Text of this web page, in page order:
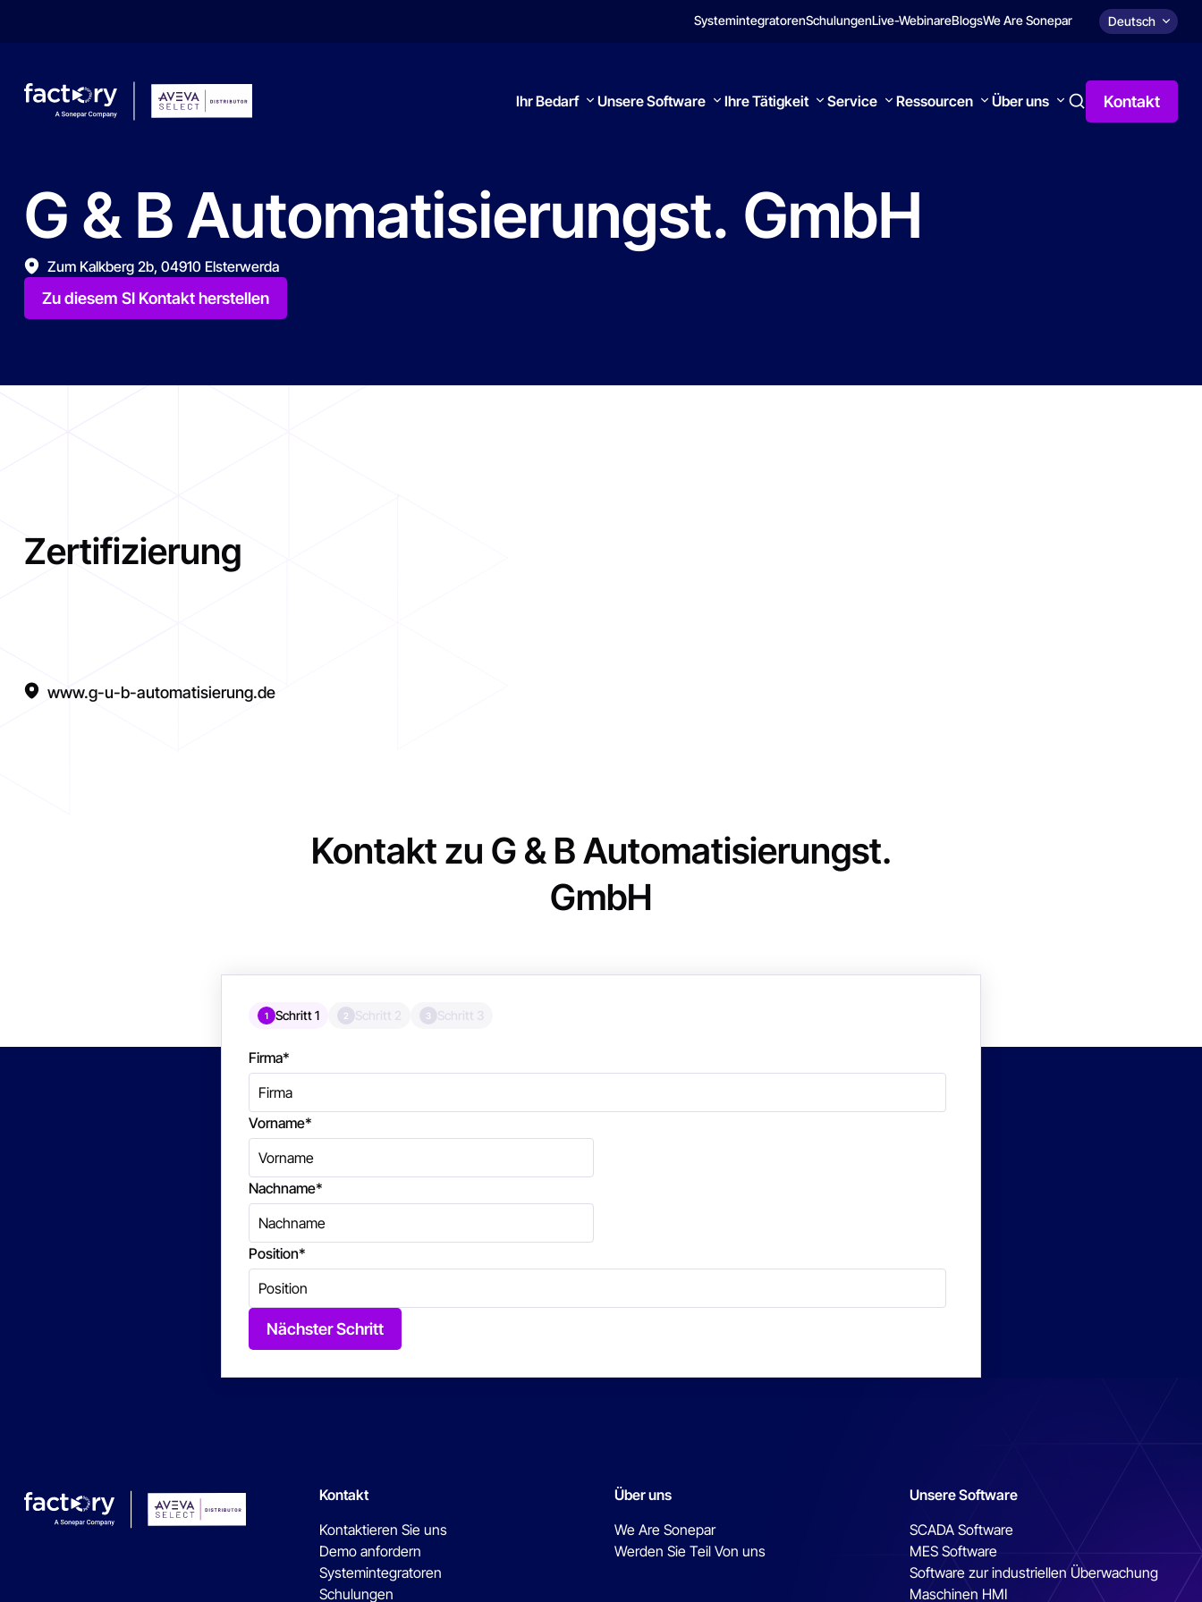
SystemintegratorenSchulungenLive-WebinareBlogsWe Are Sonepar Deutsch
Ihr Bedarf Unsere Software Ihre Tätigkeit Service Ressourcen Über uns Kontakt
Wonach suchst du ?
Suchen
G & BAutomatisierungst. GmbH
Zum Kalkberg 2b, 04910 Elsterwerda
Zu diesem SI Kontakt herstellen
Zertifizierung
www.g-u-b-automatisierung.de
Kontakt zu G & B Automatisierungst.
GmbH
1 Schritt 1 2 Schritt 2 3 Schritt 3
Firma*
Vorname*
Nachname*
Position*
Nächster Schritt
Kontakt
Kontaktieren Sie uns
Demo anfordern
Systemintegratoren
Schulungen
Über uns
We Are Sonepar
Werden Sie Teil Von uns
Unsere Software
SCADA Software
MES Software
Software zur industriellen Überwachung
Maschinen HMI